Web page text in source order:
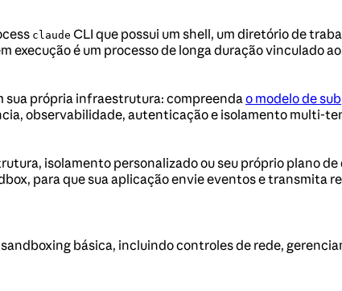
claude CLI que possui um shell, um diretório de
execução é um processo de longa duração vinculado
sua própria infraestrutura: compreendao modelo de
observabilidade, autenticação e isolamento multi-
isolamento personalizado ou seu próprio plano
para que sua aplicação envie eventos e
básica, incluindo controles de rede,